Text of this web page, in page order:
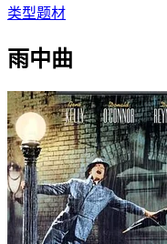
类型题材
雨中曲